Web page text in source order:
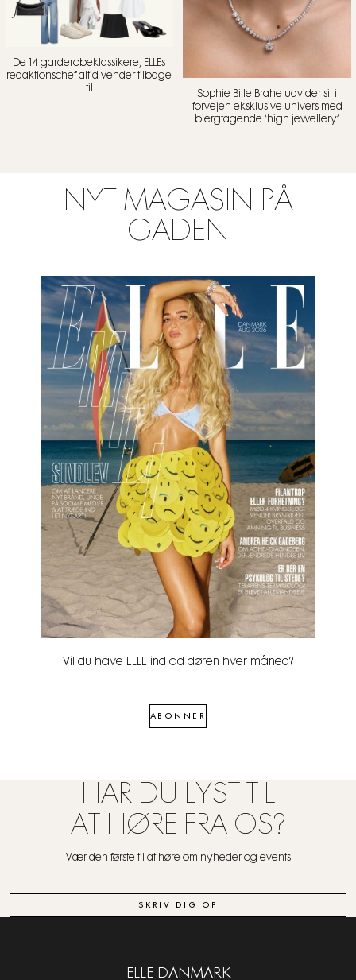
De 14 garderobeklassikere, ELLEs
redaktionschef altid vender tilbage
til
Sophie Bille Brahe udvider sit i
forvejen eksklusive univers med
bjergtagende ‘high jewellery’
NYT MAGASIN PÅ
GADEN
Vil du have ELLE ind ad døren hver måned?
ABONNER
HAR DU LYST TIL
AT HØRE FRA OS?
Vær den første til at høre om nyheder og events
SKRIV DIG OP
ELLE DANMARK